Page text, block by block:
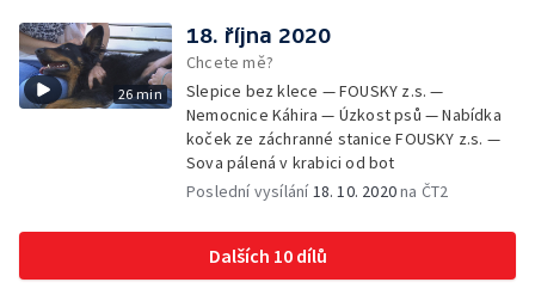
26 min
18. října 2020
Chcete mě?
Slepice bez klece — FOUSKY z.s. —
Nemocnice Káhira — Úzkost psů — Nabídka
koček ze záchranné stanice FOUSKY z.s. —
Sova pálená v krabici od bot
Poslední vysílání18. 10. 2020na ČT2
Dalších 10 dílů